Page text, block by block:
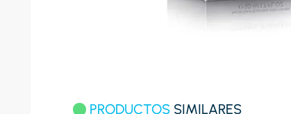
PRODUCTOS SIMILARES